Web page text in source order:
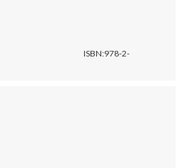
ISBN:978-2-